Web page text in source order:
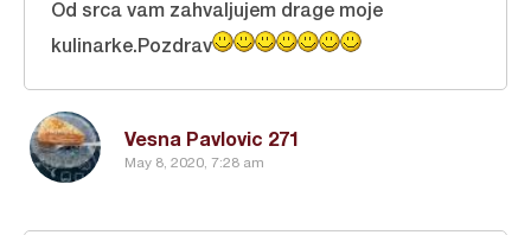
Vesna Pavlovic 271
May 8, 2020, 7:28 am
Od srca vam zahvaljujem drage moje
kulinarke.Pozdrav